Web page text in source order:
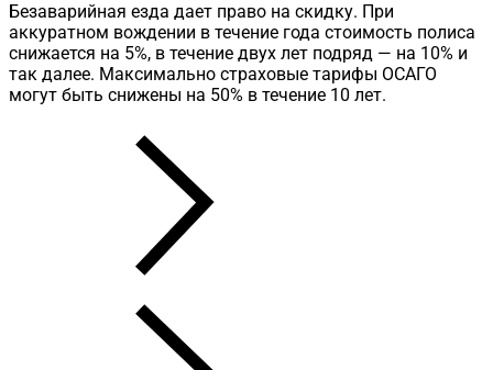
Безаварийная езда дает право на скидку. При
аккуратном вождении в течение года стоимость полиса
снижается на 5%, в течение двух лет подряд — на 10% и
так далее. Максимально страховые тарифы ОСАГО
могут быть снижены на 50% в течение 10 лет.